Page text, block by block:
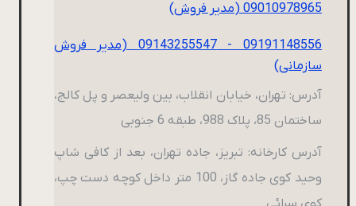
09010978965 (مدیر فروش)
09191148556 - 09143255547 (مدیر فروش
سازمانی)
آدرس: تهران، خیابان انقلاب، بین ولیعصر و پل کالج،
ساختمان 85، پلاک 988، طبقه 6 جنوبی
آدرس کارخانه: تبریز، جاده تهران، بعد از کافی شاپ
وحید کوی جاده گاز، 100 متر داخل کوچه دست چپ،